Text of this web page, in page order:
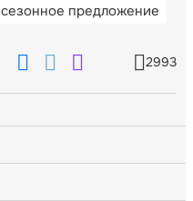
сезонное предложение
2993